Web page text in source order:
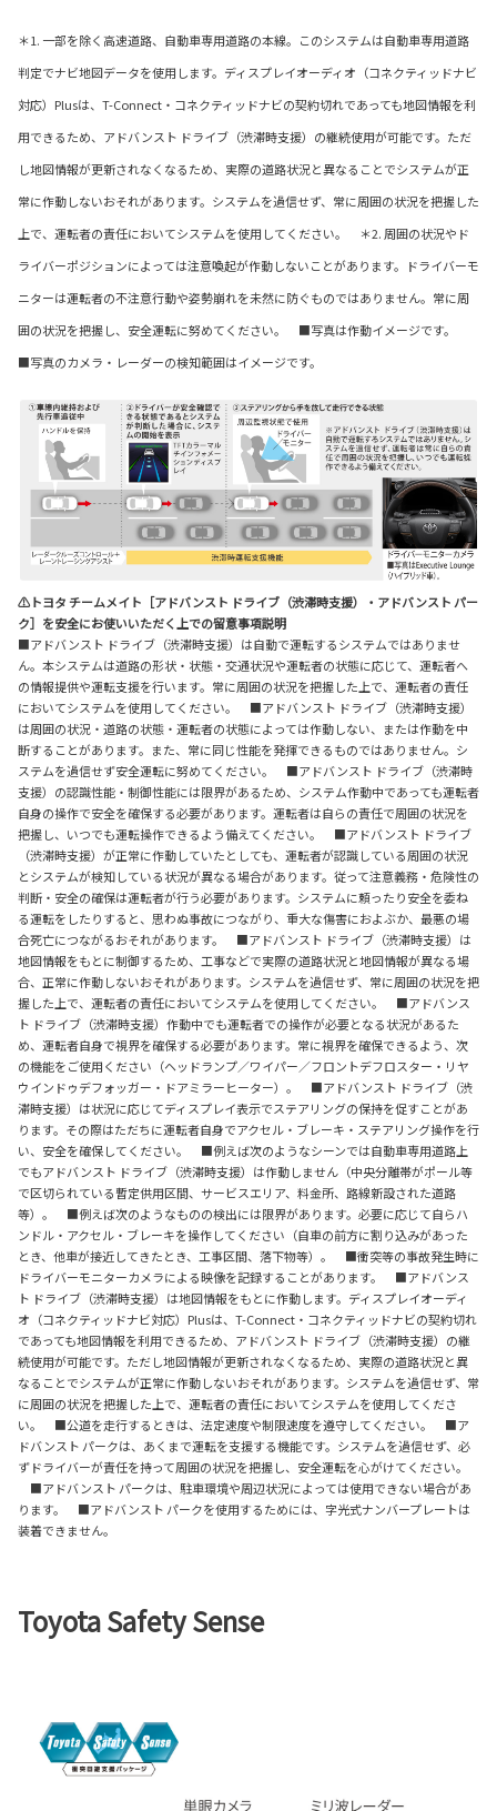
＊1. 一部を除く高速道路、自動車専用道路の本線。このシステムは自動車専用道路
判定でナビ地図データを使用します。ディスプレイオーディオ（コネクティッドナビ
対応）Plusは、T-Connect・コネクティッドナビの契約切れであっても地図情報を利
用できるため、アドバンスト ドライブ（渋滞時支援）の継続使用が可能です。ただ
し地図情報が更新されなくなるため、実際の道路状況と異なることでシステムが正
常に作動しないおそれがあります。システムを過信せず、常に周囲の状況を把握した
上で、運転者の責任においてシステムを使用してください。 ＊2. 周囲の状況やド
ライバーポジションによっては注意喚起が作動しないことがあります。ドライバーモ
ニターは運転者の不注意行動や姿勢崩れを未然に防ぐものではありません。常に周
囲の状況を把握し、安全運転に努めてください。 ■写真は作動イメージです。
■写真のカメラ・レーダーの検知範囲はイメージです。
⚠トヨタ チームメイト［アドバンスト ドライブ（渋滞時支援）・アドバンスト パー
ク］を安全にお使いいただく上での留意事項説明
■アドバンスト ドライブ（渋滞時支援）は自動で運転するシステムではありませ
ん。本システムは道路の形状・状態・交通状況や運転者の状態に応じて、運転者へ
の情報提供や運転支援を行います。常に周囲の状況を把握した上で、運転者の責任
においてシステムを使用してください。 ■アドバンスト ドライブ（渋滞時支援）
は周囲の状況・道路の状態・運転者の状態によっては作動しない、または作動を中
断することがあります。また、常に同じ性能を発揮できるものではありません。シ
ステムを過信せず安全運転に努めてください。 ■アドバンスト ドライブ（渋滞時
支援）の認識性能・制御性能には限界があるため、システム作動中であっても運転者
自身の操作で安全を確保する必要があります。運転者は自らの責任で周囲の状況を
把握し、いつでも運転操作できるよう備えてください。 ■アドバンスト ドライブ
（渋滞時支援）が正常に作動していたとしても、運転者が認識している周囲の状況
とシステムが検知している状況が異なる場合があります。従って注意義務・危険性の
判断・安全の確保は運転者が行う必要があります。システムに頼ったり安全を委ね
る運転をしたりすると、思わぬ事故につながり、重大な傷害におよぶか、最悪の場
合死亡につながるおそれがあります。 ■アドバンスト ドライブ（渋滞時支援）は
地図情報をもとに制御するため、工事などで実際の道路状況と地図情報が異なる場
合、正常に作動しないおそれがあります。システムを過信せず、常に周囲の状況を把
握した上で、運転者の責任においてシステムを使用してください。 ■アドバンス
ト ドライブ（渋滞時支援）作動中でも運転者での操作が必要となる状況があるた
め、運転者自身で視界を確保する必要があります。常に視界を確保できるよう、次
の機能をご使用ください（ヘッドランプ／ワイパー／フロントデフロスター・リヤ
ウインドゥデフォッガー・ドアミラーヒーター）。 ■アドバンスト ドライブ（渋
滞時支援）は状況に応じてディスプレイ表示でステアリングの保持を促すことがあ
ります。その際はただちに運転者自身でアクセル・ブレーキ・ステアリング操作を行
い、安全を確保してください。 ■例えば次のようなシーンでは自動車専用道路上
でもアドバンスト ドライブ（渋滞時支援）は作動しません（中央分離帯がポール等
で区切られている暫定供用区間、サービスエリア、料金所、路線新設された道路
等）。 ■例えば次のようなものの検出には限界があります。必要に応じて自らハ
ンドル・アクセル・ブレーキを操作してください（自車の前方に割り込みがあった
とき、他車が接近してきたとき、工事区間、落下物等）。 ■衝突等の事故発生時に
ドライバーモニターカメラによる映像を記録することがあります。 ■アドバンス
ト ドライブ（渋滞時支援）は地図情報をもとに作動します。ディスプレイオーディ
オ（コネクティッドナビ対応）Plusは、T-Connect・コネクティッドナビの契約切れ
であっても地図情報を利用できるため、アドバンスト ドライブ（渋滞時支援）の継
続使用が可能です。ただし地図情報が更新されなくなるため、実際の道路状況と異
なることでシステムが正常に作動しないおそれがあります。システムを過信せず、常
に周囲の状況を把握した上で、運転者の責任においてシステムを使用してくださ
い。 ■公道を走行するときは、法定速度や制限速度を遵守してください。 ■ア
ドバンスト パークは、あくまで運転を支援する機能です。システムを過信せず、必
ずドライバーが責任を持って周囲の状況を把握し、安全運転を心がけてください。
■アドバンスト パークは、駐車環境や周辺状況によっては使用できない場合があ
ります。 ■アドバンスト パークを使用するためには、字光式ナンバープレートは
装着できません。
Toyota Safety Sense